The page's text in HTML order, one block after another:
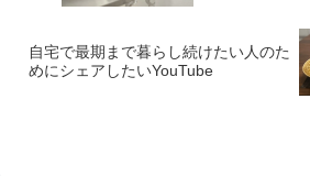
自宅で最期まで暮らし続けたい人のた
めにシェアしたいYouTube